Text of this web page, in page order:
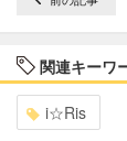
関連キーワ
i☆Ris